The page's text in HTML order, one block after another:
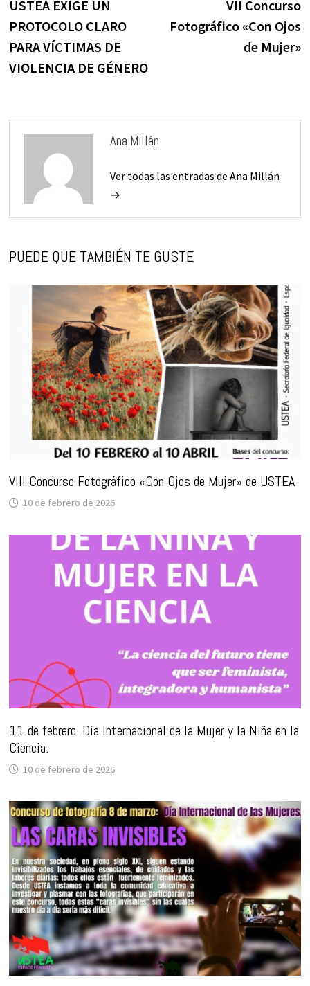
entradas
anterior:
USTEA EXIGE UN
PROTOCOLO CLARO
PARA VÍCTIMAS DE
VIOLENCIA DE GÉNERO
VII Concurso
Fotográfico «Con Ojos
de Mujer»
Ana Millán
Ver todas las entradas de Ana Millán
→
PUEDE QUE TAMBIÉN TE GUSTE
VIII Concurso Fotográfico «Con Ojos de Mujer» de USTEA
10 de febrero de 2026
11 de febrero. Día Internacional de la Mujer y la Niña en la
Ciencia.
10 de febrero de 2026